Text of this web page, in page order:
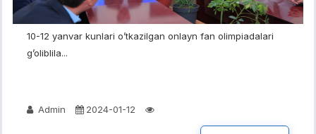
10-12 yanvar kunlari o’tkazilgan onlayn fan olimpiadalari
g’oliblila...
Admin 2024-01-12